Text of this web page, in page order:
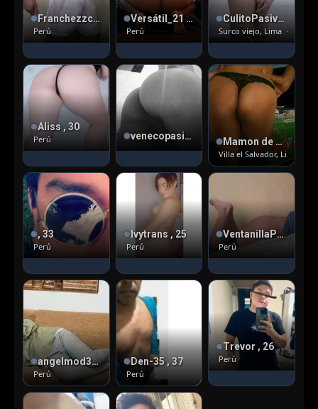
Franchezzco , 51
Perú
Versátil_21 varonil , 5
Perú
CulitoPasivo22 , 24
Surco viejo, Lima · Pasivo
Aliss , 30
Perú venecopasivo-olivos Mamon de vergas , 53
Villa el Salvador, Lima
, 33
Perú
Ivytrans , 25
Perú
VentanillaPas , 27
Perú
angelmod30 , 2
Perú
Den-35 , 37
Perú
Trevor , 26
Perú